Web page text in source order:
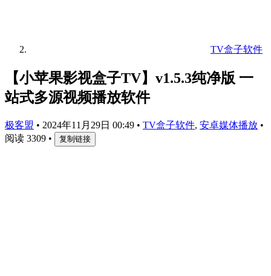
TV盒子软件
【小苹果影视盒子TV】v1.5.3纯净版 一
站式多源视频播放软件
极客盟 • 2024年11月29日 00:49 • TV盒子软件, 安卓媒体播放 •
阅读 3309 • 复制链接